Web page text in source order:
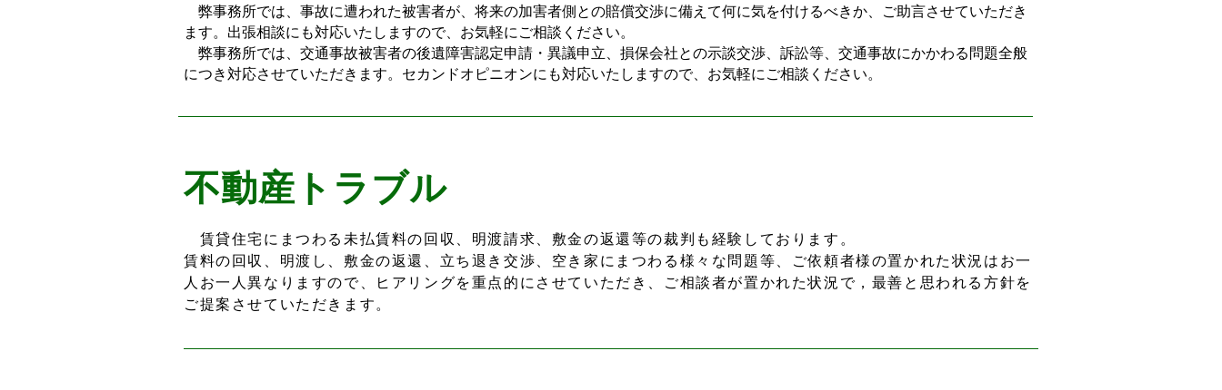
弊事務所では、事故に遭われた被害者が、将来の加害者側との賠償交渉に備えて何に気を付けるべきか、ご助言させていただき
ます。出張相談にも対応いたしますので、お気軽にご相談ください。
弊事務所では、交通事故被害者の後遺障害認定申請・異議申立、損保会社との示談交渉、訴訟等、交通事故にかかわる問題全般
につき対応させていただきます。セカンドオピニオンにも対応いたしますので、お気軽にご相談ください。
不動産トラブル
賃貸住宅にまつわる未払賃料の回収、明渡請求、敷金の返還等の裁判も経験しております。
賃料の回収、明渡し、敷金の返還、立ち退き交渉、空き家にまつわる様々な問題等、ご依頼者様の置かれた状況はお一
人お一人異なりますので、ヒアリングを重点的にさせていただき、ご相談者が置かれた状況で，最善と思われる方針を
ご提案させていただきます。